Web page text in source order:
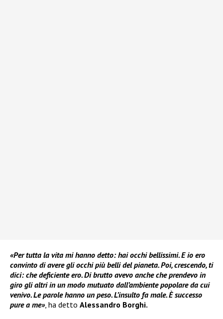
«Per tutta la vita mi hanno detto: hai occhi bellissimi. E io ero
convinto di avere gli occhi più belli del pianeta. Poi, crescendo, ti
dici: che deficiente ero. Di brutto avevo anche che prendevo in
giro gli altri in un modo mutuato dall’ambiente popolare da cui
venivo. Le parole hanno un peso. L’insulto fa male. È successo
pure a me», ha detto Alessandro Borghi.